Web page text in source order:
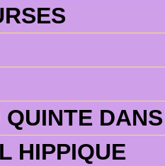
QUINTE
HIPPIQUE